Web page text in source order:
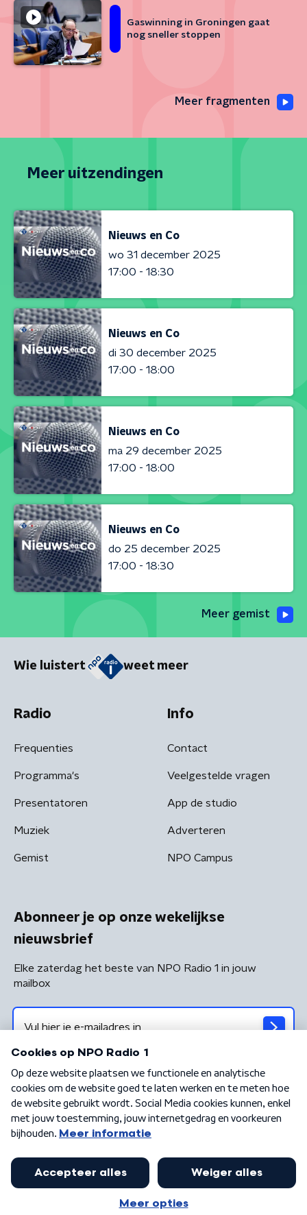
Gaswinning in Groningen gaat
nog sneller stoppen
Meer fragmenten
Meer uitzendingen
Nieuws en Co
wo 31 december 2025
17:00 - 18:30
Nieuws en Co
di 30 december 2025
17:00 - 18:00
Nieuws en Co
ma 29 december 2025
17:00 - 18:00
Nieuws en Co
do 25 december 2025
17:00 - 18:30
Meer gemist
Wie luistert weet meer
Radio
Frequenties
Programma's
Presentatoren
Muziek
Gemist
Info
Contact
Veelgestelde vragen
App de studio
Adverteren
NPO Campus
Abonneer je op onze wekelijkse
nieuwsbrief
Elke zaterdag het beste van NPO Radio 1 in jouw
mailbox
Algemene voorwaarden